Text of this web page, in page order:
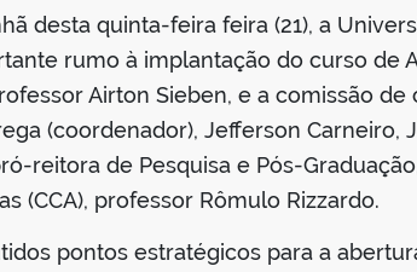
desta quinta-feira feira (21), a
rumo à implantação do curso de
Airton Sieben, e a comissão
(coordenador), Jefferson Carneiro,
reitora de Pesquisa e Pós-
(CCA), professor Rômulo Rizzardo.
pontos estratégicos para a